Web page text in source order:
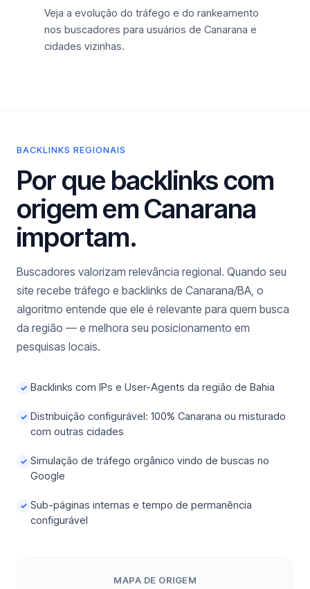
Veja a evolução do tráfego e do rankeamento
nos buscadores para usuários de Canarana e
cidades vizinhas.
BACKLINKS REGIONAIS
Por que backlinks com
origem em Canarana
importam.
Buscadores valorizam relevância regional. Quando seu
site recebe tráfego e backlinks de Canarana/BA, o
algoritmo entende que ele é relevante para quem busca
da região — e melhora seu posicionamento em
pesquisas locais.
✓ Backlinks com IPs e User-Agents da região de Bahia
✓ Distribuição configurável: 100% Canarana ou misturado
com outras cidades
✓ Simulação de tráfego orgânico vindo de buscas no
Google
✓ Sub-páginas internas e tempo de permanência
configurável
MAPA DE ORIGEM